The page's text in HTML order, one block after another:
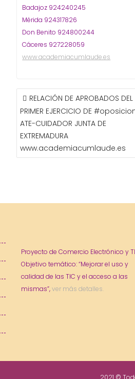
Badajoz 924240245
Mérida 924317826
Don Benito 924800244
Cáceres 927228059
www.academiacumlaude.es
NAVEGACIÓN
DE
ENTRADAS
RELACIÓN DE APROBADOS DEL
PRIMER EJERCICIO DE
ATE-CUIDADOR JUNTA DE
EXTREMADURA
www.academiacumlaude.es
Proyecto de Comercio Electrónico y
Objetivo temático: “Mejorar el uso y
calidad de las TIC y el acceso a las
mismas”,ver más detalles.
2021 ©